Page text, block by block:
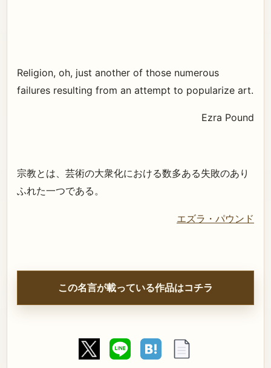
Religion, oh, just another of those numerous
failures resulting from an attempt to popularize art.
Ezra Pound
宗教とは、芸術の大衆化における数多ある失敗のあり
ふれた一つである。
エズラ・パウンド
この名言が載っている作品はコチラ